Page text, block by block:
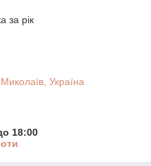
за рік
Україна
18:00